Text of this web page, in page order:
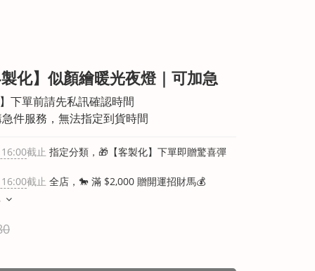
化】似顏繪暖光夜燈｜可加急
下單前請先私訊確認時間
件服務，無法指定到貨時間
截止 指定分類，🎁【客製化】下單即贈驚喜彈
截止 全店，🐎 滿 $2,000 贈開運招財馬💰